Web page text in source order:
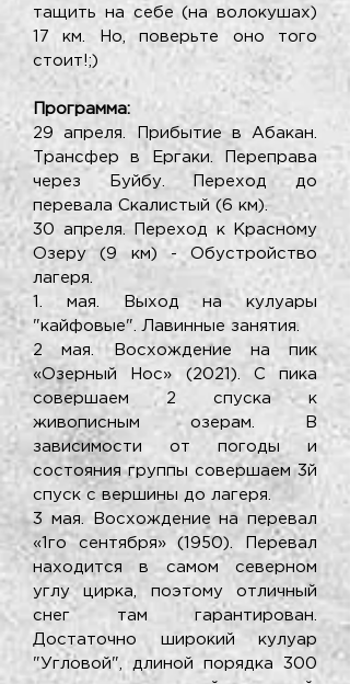
тащить на себе (на волокушах)
17 км. Но, поверьте оно того
стоит!;)
Программа:
29 апреля. Прибытие в Абакан.
Трансфер в Ергаки. Переправа
через Буйбу. Переход до
перевала Скалистый (6 км).
30 апреля. Переход к Красному
Озеру (9 км) - Обустройство
лагеря.
1. мая. Выход на кулуары
"кайфовые". Лавинные занятия.
2 мая. Восхождение на пик
«Озерный Нос» (2021). С пика
совершаем 2 спуска к
живописным озерам. В
зависимости от погоды и
состояния группы совершаем 3й
спуск с вершины до лагеря.
3 мая. Восхождение на перевал
«1го сентября» (1950). Перевал
находится в самом северном
углу цирка, поэтому отличный
снег там гарантирован.
Достаточно широкий кулуар
"Угловой", длиной порядка 300